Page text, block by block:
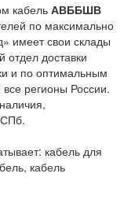
кабель АВББШВ
по максимально
имеет свои склады
доставки
и по оптимальным
регионы России.
СПб.
кабель для
кабель